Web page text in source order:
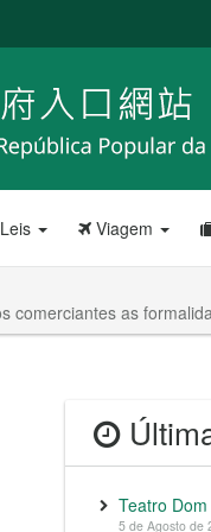
Leis Viagem
comerciantes as
Teatro
5 de Agosto de